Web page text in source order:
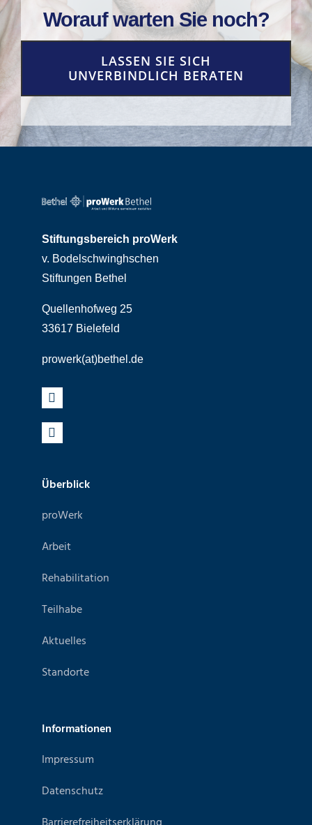
Worauf warten Sie noch?
LASSEN SIE SICH
UNVERBINDLICH BERATEN
Stiftungsbereich proWerk
v. Bodelschwinghschen
Stiftungen Bethel
Quellenhofweg 25
33617 Bielefeld
prowerk(at)bethel.de
Überblick
proWerk
Arbeit
Rehabilitation
Teilhabe
Aktuelles
Standorte
Informationen
Impressum
Datenschutz